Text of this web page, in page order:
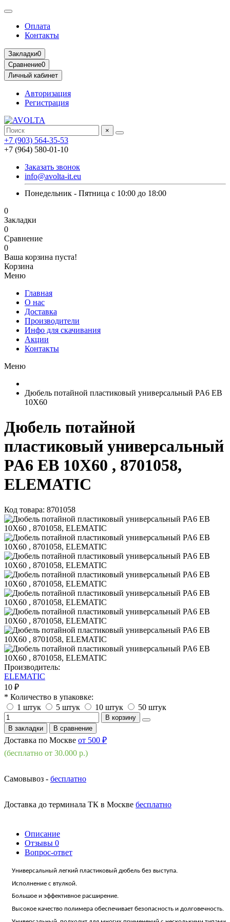
Оплата
Контакты
Закладки0
Сравнение0
Личный кабинет
Авторизация
Регистрация
×
+7 (903) 564-35-53
+7 (964) 580-01-10
Заказать звонок
info@avolta-it.eu
Понедельник - Пятница с 10:00 до 18:00
0
Закладки
0
Сравнение
0
Ваша корзина пуста!
Корзина
Меню
Главная
О нас
Доставка
Производители
Инфо для скачивания
Акции
Контакты
Меню
Дюбель потайной пластиковый универсальный PA6 EB
10X60
Дюбель потайной
пластиковый универсальный
PA6 EB 10X60 , 8701058,
ELEMATIC
Код товара: 8701058
Производитель:
ELEMATIC
10 ₽
* Количество в упаковке:
1 штук
5 штук 10 штук 50 штук
В корзину
В закладки
В сравнение
Доставка по Москве от 500 ₽
(бесплатно от 30.000 р.)
Самовывоз - бесплатно
Доставка до терминала ТК в Москве бесплатно
Описание
Отзывы 0
Вопрос-ответ
Универсальный легкий пластиковый дюбель без выступа.
Исполнение с втулкой.
Большое и эффективное расширение.
Высокое качество полимера обеспечивает безопасность и долговечность.